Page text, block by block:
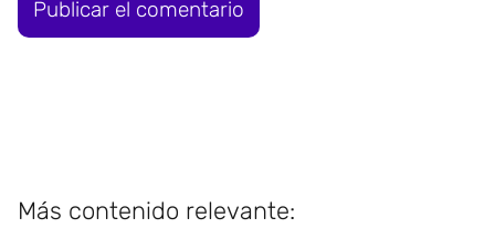
Más contenido relevante: